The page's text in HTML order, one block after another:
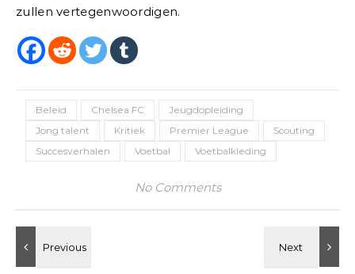
zullen vertegenwoordigen.
Beleid Chelsea FC
Jeugdopleiding
Jong talent
Kritiek Premier League
Scouting
Succesverhalen
Voetbal Voetbalkleding
No Comments